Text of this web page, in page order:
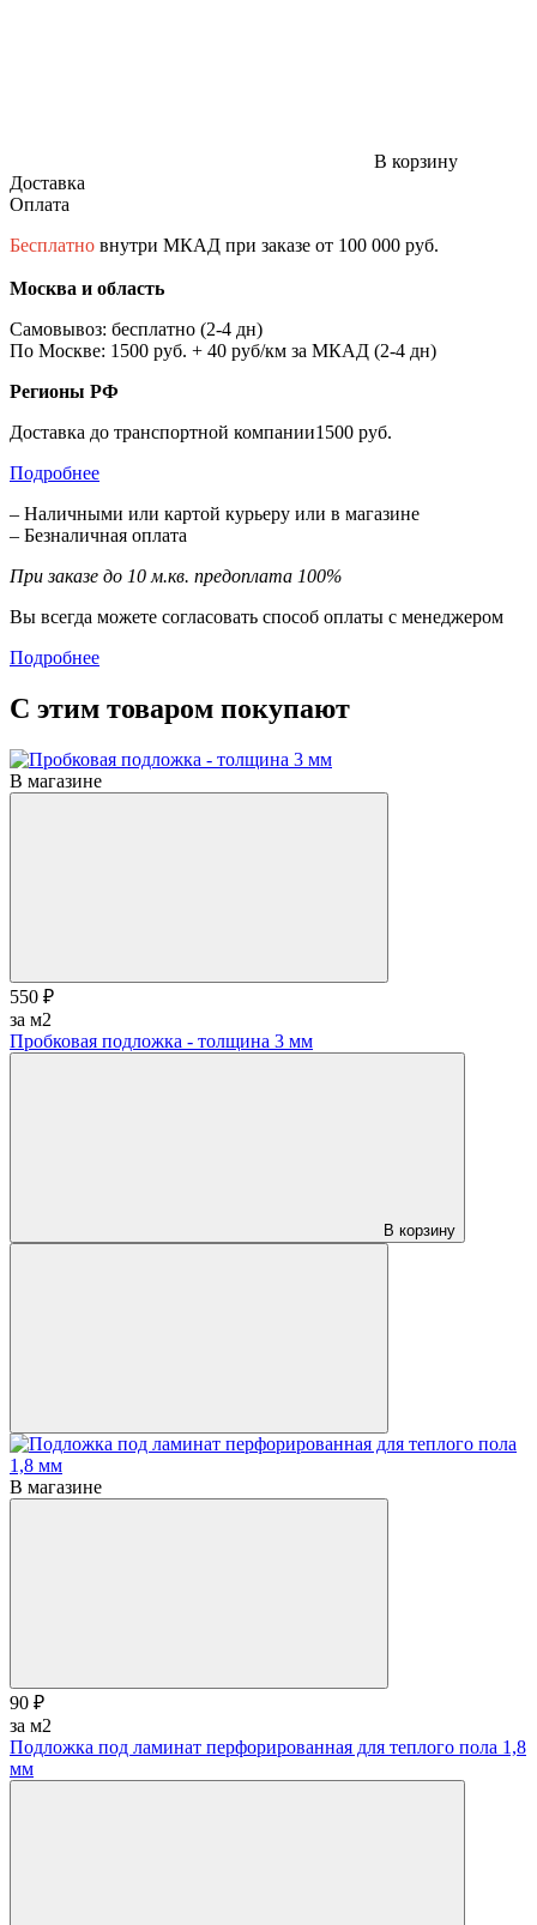
В корзину
Доставка
Оплата
Бесплатно внутри МКАД при заказе от 100 000 руб.
Москва и область
Самовывоз: бесплатно (2-4 дн)
По Москве: 1500 руб. + 40 руб/км за МКАД (2-4 дн)
Регионы РФ
Доставка до транспортной компании1500 руб.
Подробнее
– Наличными или картой курьеру или в магазине
– Безналичная оплата
При заказе до 10 м.кв. предоплата 100%
Вы всегда можете согласовать способ оплаты с менеджером
Подробнее
С этим товаром покупают
В магазине
550 ₽
за м2
Пробковая подложка - толщина 3 мм
В корзину
В магазине
90 ₽
за м2
Подложка под ламинат перфорированная для теплого пола 1,8
мм